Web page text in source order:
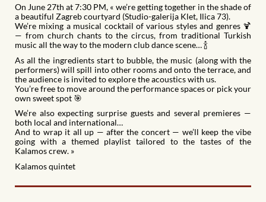
On June 27th at 7:30 PM, « we’re getting together in the shade of
a beautiful Zagreb courtyard (Studio-galerija Klet, Ilica 73).
We’re mixing a musical cocktail of various styles and genres 🍹
— from church chants to the circus, from traditional Turkish
music all the way to the modern club dance scene… 🍾
As all the ingredients start to bubble, the music (along with the
performers) will spill into other rooms and onto the terrace, and
the audience is invited to explore the acoustics with us.
You’re free to move around the performance spaces or pick your
own sweet spot 🎯
We’re also expecting surprise guests and several premieres —
both local and international…
And to wrap it all up — after the concert — we’ll keep the vibe
going with a themed playlist tailored to the tastes of the
Kalamos crew. »
Kalamos quintet